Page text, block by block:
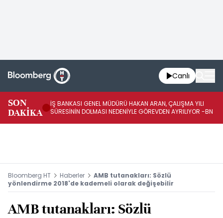
Canlı
SON
DAKİKA
İŞ BANKASI GENEL MÜDÜRÜ HAKAN ARAN, ÇALIŞMA YILI
SÜRESİNİN DOLMASI NEDENİYLE GÖREVDEN AYRILIYOR -BN
Bloomberg HT Haberler
AMB tutanakları: Sözlü
yönlendirme 2018'de kademeli olarak değişebilir
AMB tutanakları: Sözlü